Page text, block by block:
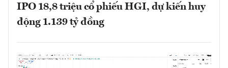
IPO 18,8 triệu cổ phiếu HGI, dự kiến huy
động 1.139 tỷ đồng